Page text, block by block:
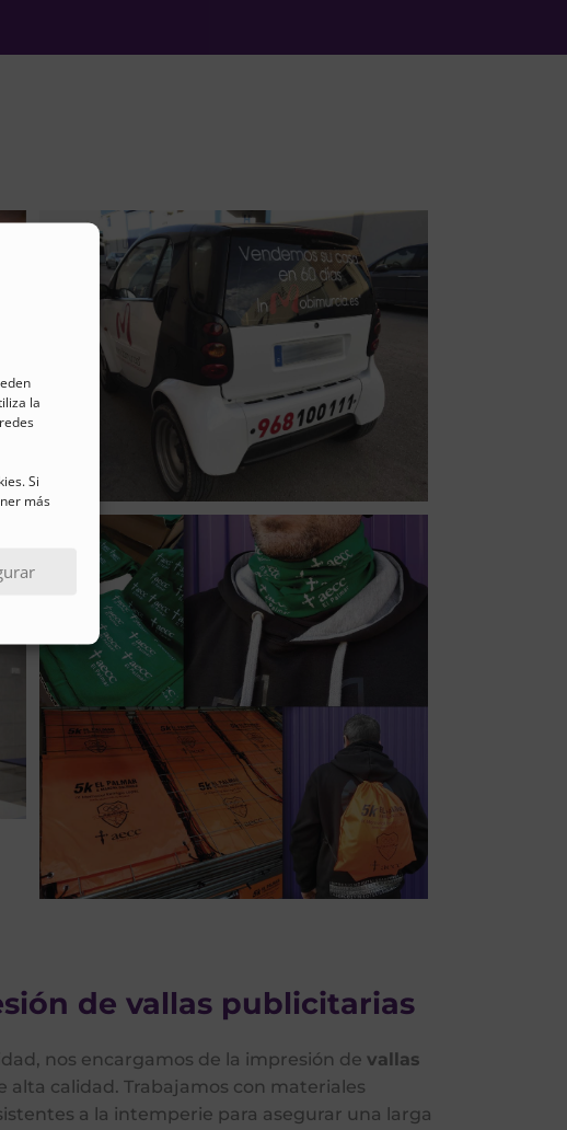
la
Si
más
de vallas publicitarias
nos encargamos de la impresión devallas
alta calidad. Trabajamos con materiales
a la intemperie para asegurar una larga